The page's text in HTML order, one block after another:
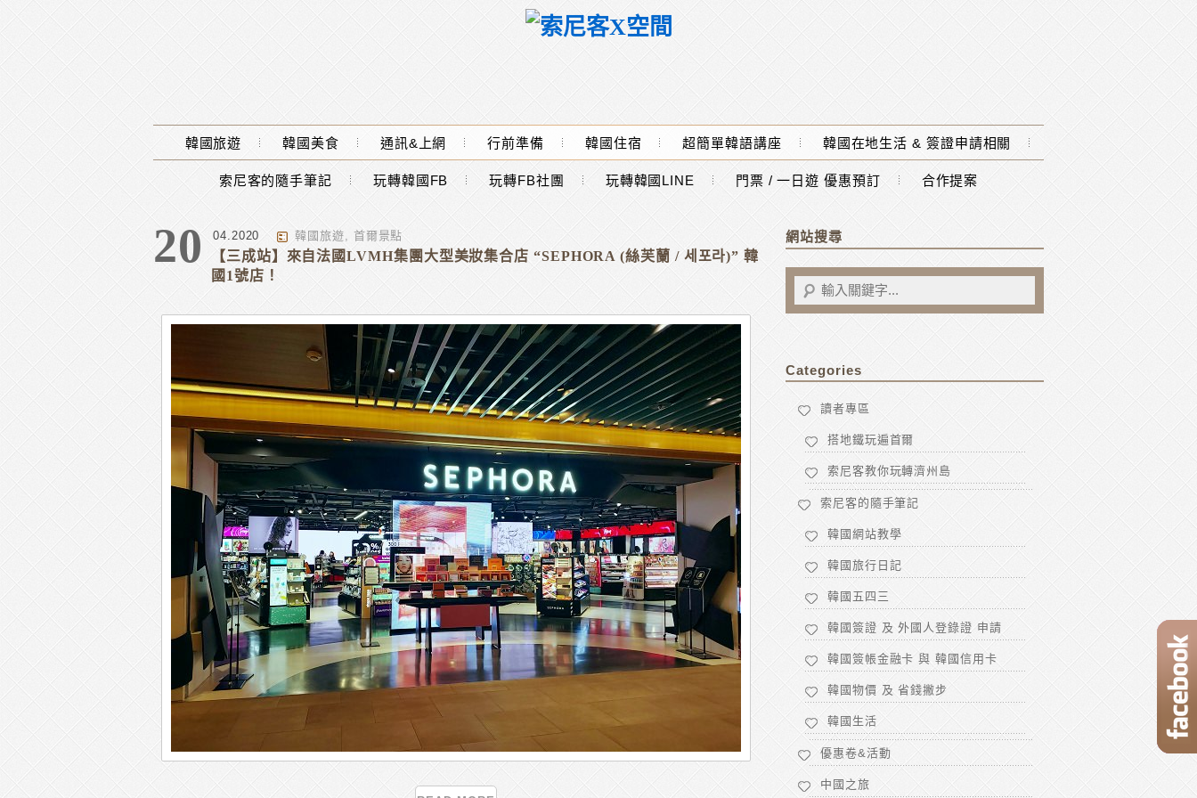
Main Menu
韓國旅遊 韓國美食 通訊&上網 行前準備 韓國住宿 超簡單韓語講座 韓國在地生活 & 簽證申請相關
索尼客的隨手筆記 玩轉韓國FB 玩轉FB社團 玩轉韓國LINE 門票 / 一日遊 優惠預訂 合作提案
20 04.2020 韓國旅遊, 首爾景點
【三成站】來自法國LVMH集團大型美妝集合店 “SEPHORA (絲芙蘭 / 세포라)” 韓
國1號店！
網站搜尋
Categories
讀者專區
搭地鐵玩遍首爾
索尼客教你玩轉濟州島
索尼客的隨手筆記
韓國網站教學
韓國旅行日記
韓國五四三
韓國簽證 及 外國人登錄證 申請
韓國簽帳金融卡 與 韓國信用卡
韓國物價 及 省錢撇步
韓國生活
優惠卷&活動
中國之旅